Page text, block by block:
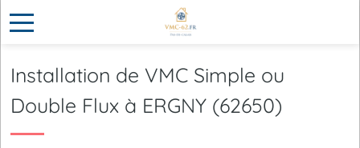
Installation de VMC Simple ou
Double Flux à ERGNY (62650)